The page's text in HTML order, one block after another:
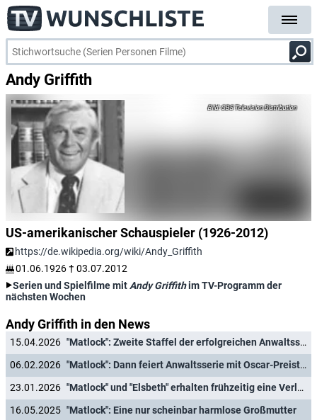
Andy Griffith
CBS Television Distribution
US-amerikanischer Schauspieler (1926-2012)
https://de.wikipedia.org/wiki/Andy_Griffith
01.06.1926 † 03.07.2012
Serien und Spielfilme mit Andy Griffithim TV-Programm der
nächsten Wochen
Andy Griffith in den News
15.04.2026
"Matlock": Zweite Staffel der erfolgreichen Anwaltsserie mit Kathy Bates in Sicht
06.02.2026
"Matlock": Dann feiert Anwaltsserie mit Oscar-Preisträgerin Kathy Bates ihre deutsche Free-TV-Premiere
23.01.2026
"Matlock" und "Elsbeth" erhalten frühzeitig eine Verlängerung
16.05.2025 "Matlock": Eine nur scheinbar harmlose Großmutter